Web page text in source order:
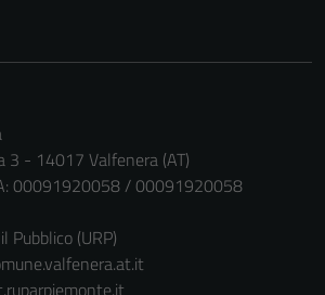
3 - 14017 Valfenera (AT)
00091920058 / 00091920058
Pubblico (URP)